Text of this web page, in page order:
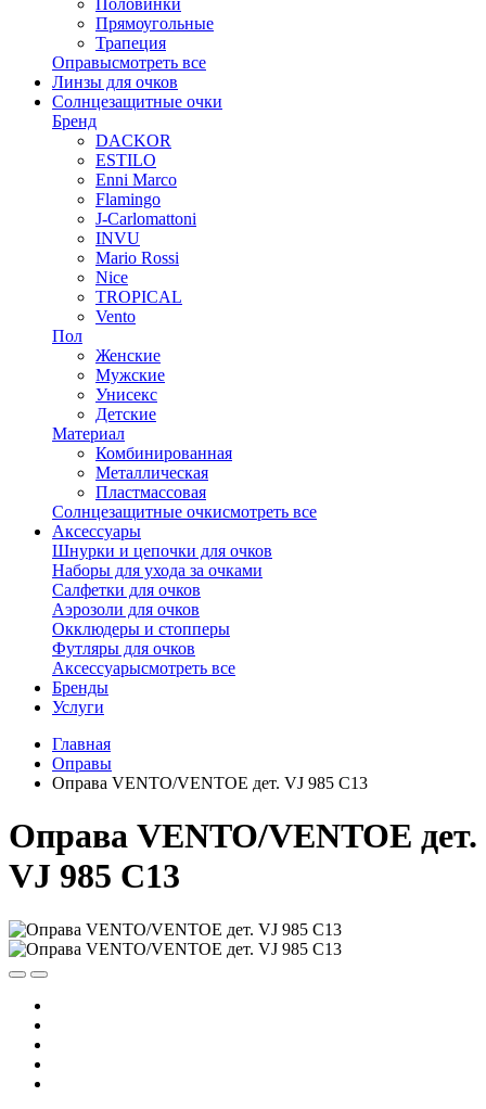
Прямоугольные
Трапеция
Оправысмотреть все
Линзы для очков
Солнцезащитные очки
Бренд
DACKOR
ESTILO
Enni Marco
Flamingo
J-Carlomattoni
INVU
Mario Rossi
Nice
TROPICAL
Vento
Пол
Женские
Мужские
Унисекс
Детские
Материал
Комбинированная
Металлическая
Пластмассовая
Солнцезащитные очкисмотреть все
Аксессуары
Шнурки и цепочки для очков
Наборы для ухода за очками
Салфетки для очков
Аэрозоли для очков
Окклюдеры и стопперы
Футляры для очков
Аксессуарысмотреть все
Бренды
Услуги
Главная
Оправы
Оправа VENTO/VENTOE дет. VJ 985 C13
Оправа VENTO/VENTOE дет.
VJ 985 C13